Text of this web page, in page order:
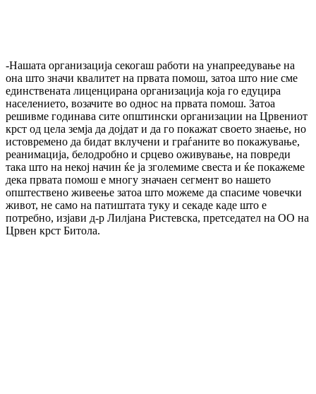
-Нашата организација секогаш работи на унапреедување на
она што значи квалитет на првата помош, затоа што ние сме
единствената лиценцирана организација која го едуцира
населението, возачите во однос на првата помош. Затоа
решивме годинава сите општински организации на Црвениот
крст од цела земја да дојдат и да го покажат своето знаење, но
истовремено да бидат вклучени и граѓаните во покажување,
реанимација, белодробно и срцево оживување, на повреди
така што на некој начин ќе ја зголемиме свеста и ќе покажеме
дека првата помош е многу значаен сегмент во нашето
општествено живеење затоа што можеме да спасиме човечки
живот, не само на патиштата туку и секаде каде што е
потребно, изјави д-р Лилјана Ристевска, претседател на ОО на
Црвен крст Битола.